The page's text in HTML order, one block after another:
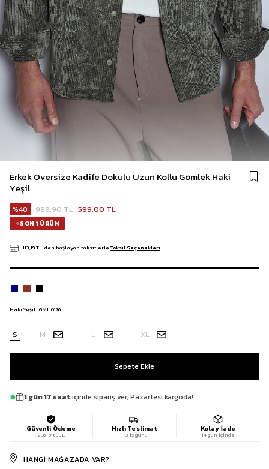
Erkek Oversize Kadife Dokulu Uzun Kollu Gömlek Haki
Yeşil
40 999,90 TL 599,00 TL
SON 1 ÜRÜN
113,19 TL`den başlayan taksitlerle Taksit Seçenekleri
Haki Yeşil | GML.0176
S M L XL
1 gün 17 saat içinde sipariş ver, Pazartesi kargoda!
Güvenli Ödeme
256-bit SSL
Hızlı Teslimat
1-3 iş günü
Kolay İade
14 gün içinde
HANGI MAĞAZADA VAR?